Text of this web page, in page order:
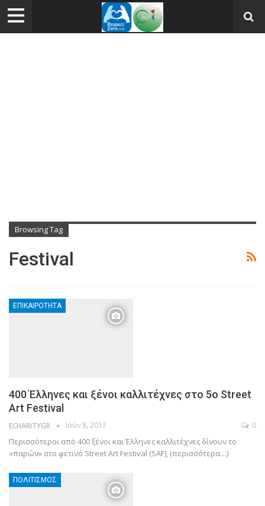
Browsing Tag
Festival
ΕΠΙΚΑΙΡΌΤΗΤΑ
400 Έλληνες και ξένοι καλλιτέχνες στο 5ο Street
Art Festival
ECHARITYGR Ιούν 8, 2017 0
Περισσότεροι από 400 ξένοι και Έλληνες καλλιτέχνες δίνουν το
«παρών» στο φετινό Street Art Festival (SAF), (περισσότερα…)
ΠΟΛΙΤΙΣΜΌΣ